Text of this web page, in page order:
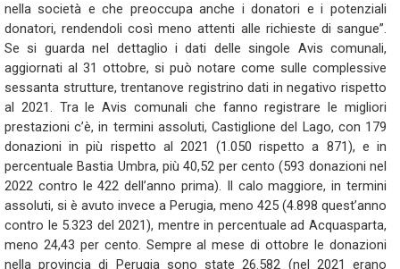
nella società e che preoccupa anche i donatori e i potenziali
donatori, rendendoli così meno attenti alle richieste di sangue”.
Se si guarda nel dettaglio i dati delle singole Avis comunali,
aggiornati al 31 ottobre, si può notare come sulle complessive
sessanta strutture, trentanove registrino dati in negativo rispetto
al 2021. Tra le Avis comunali che fanno registrare le migliori
prestazioni c’è, in termini assoluti, Castiglione del Lago, con 179
donazioni in più rispetto al 2021 (1.050 rispetto a 871), e in
percentuale Bastia Umbra, più 40,52 per cento (593 donazioni nel
2022 contro le 422 dell’anno prima). Il calo maggiore, in termini
assoluti, si è avuto invece a Perugia, meno 425 (4.898 quest’anno
contro le 5.323 del 2021), mentre in percentuale ad Acquasparta,
meno 24,43 per cento. Sempre al mese di ottobre le donazioni
nella provincia di Perugia sono state 26.582 (nel 2021 erano